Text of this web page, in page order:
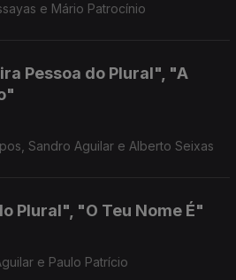
e Mário Patrocínio
Pessoa do Plural", "A
Sandro Aguilar e Alberto Seixas
Plural", "O Teu Nome É"
e Paulo Patrício